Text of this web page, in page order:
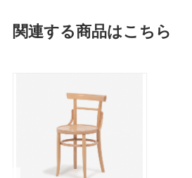
関連する商品はこちら